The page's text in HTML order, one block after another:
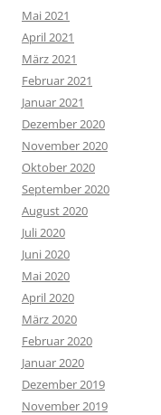
Mai 2021
April 2021
März 2021
Februar 2021
Januar 2021
Dezember 2020
November 2020
Oktober 2020
September 2020
August 2020
Juli 2020
Juni 2020
Mai 2020
April 2020
März 2020
Februar 2020
Januar 2020
Dezember 2019
November 2019